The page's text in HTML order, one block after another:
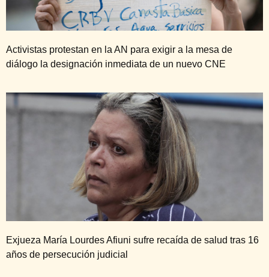
Activistas protestan en la AN para exigir a la mesa de
diálogo la designación inmediata de un nuevo CNE
Exjueza María Lourdes Afiuni sufre recaída de salud tras 16
años de persecución judicial